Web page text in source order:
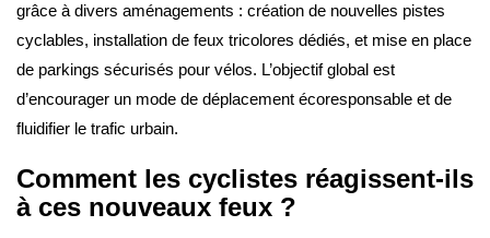
grâce à divers aménagements : création de nouvelles pistes
cyclables, installation de feux tricolores dédiés, et mise en place
de parkings sécurisés pour vélos. L’objectif global est
d’encourager un mode de déplacement écoresponsable et de
fluidifier le trafic urbain.
Comment les cyclistes réagissent-ils
à ces nouveaux feux ?